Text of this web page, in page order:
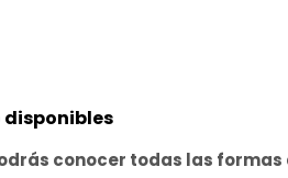
disponibles
conocer todas las